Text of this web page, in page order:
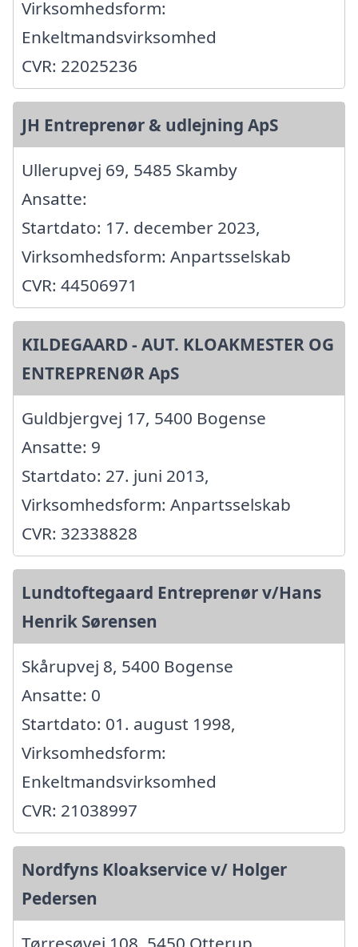
Virksomhedsform:
Enkeltmandsvirksomhed
CVR: 22025236
JH Entreprenør & udlejning ApS
Ullerupvej 69, 5485 Skamby
Ansatte:
Startdato: 17. december 2023,
Virksomhedsform: Anpartsselskab
CVR: 44506971
KILDEGAARD - AUT. KLOAKMESTER OG
ENTREPRENØR ApS
Guldbjergvej 17, 5400 Bogense
Ansatte: 9
Startdato: 27. juni 2013,
Virksomhedsform: Anpartsselskab
CVR: 32338828
Lundtoftegaard Entreprenør v/Hans
Henrik Sørensen
Skårupvej 8, 5400 Bogense
Ansatte: 0
Startdato: 01. august 1998,
Virksomhedsform:
Enkeltmandsvirksomhed
CVR: 21038997
Nordfyns Kloakservice v/ Holger
Pedersen